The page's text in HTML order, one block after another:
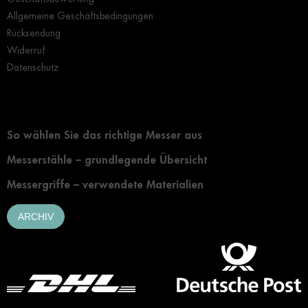
Allgemeine Geschäftsbedingungen
Rücksendung
Widerruf
Datenschutz
So wählen Sie das richtige Messer aus
Messerstähle – grundlegende Übersicht
Messergriffe – verwendete Materialien
ARCHIV